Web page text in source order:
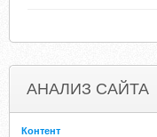
АНАЛИЗ САЙТА
Контент